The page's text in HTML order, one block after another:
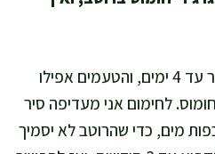
אני שומרת במקרר בכלי סגור עד 4 ימים, והטעמים אפילו
לחימום אני מעדיפה סיר
על אש נמוכה עם 2–3 כפות מים, כדי שהרוטב לא יסמיך